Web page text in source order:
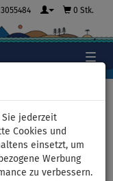
jederzeit
Cookies und
einsetzt, um
Werbung
zu verbessern.
3055484 0 Stk.